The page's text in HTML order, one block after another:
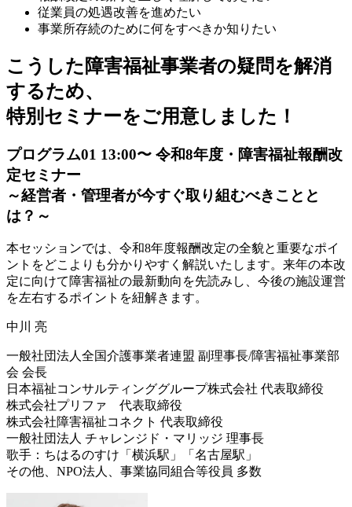
従業員の処遇改善を進めたい
事業所存続のために何をすべきか知りたい
こうした障害福祉事業者の疑問を解消
するため、
特別 セミナーをご用意しました！
プログラム01 13:00〜 令和8年度・障害福祉報酬改
定セミナー
～経営者・管理者が今すぐ取り組むべきことと
は？～
本セッションでは、令和8年度報酬改定の全貌と重要なポイ
ントをどこよりも分かりやすく解説いたします。来年の本改
定に向けて障害福祉の最新動向を先読みし、今後の施設運営
を左右するポイントを紐解きます。
中川 亮
一般社団法人全国介護事業者連盟 副理事長/障害福祉事業部
会 会長
日本福祉コンサルティンググループ株式会社 代表取締役
株式会社プリファ 代表取締役
株式会社障害福祉コネクト 代表取締役
一般社団法人 チャレンジド・マリッジ 理事長
歌手：ちはるのすけ「横浜駅」「名古屋駅」
その他、NPO法人、事業協同組合等役員 多数